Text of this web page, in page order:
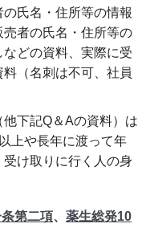
氏名・住所等の情報
者の氏名・住所等の
どの資料、実際に受
（名刺は不可、社員
下記Q＆Aの資料）は
上や長年に渡って年
け取りに行く人の身
第二項、 薬生総発10